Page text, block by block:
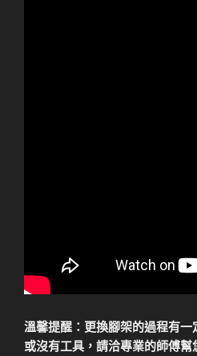
溫馨提醒：更換腳架的過程有
或沒有工具，請洽專業的師傅幫